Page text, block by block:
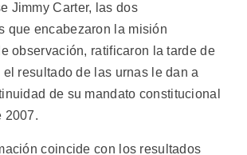
Jimmy Carter, las dos
que encabezaron la misión
observación, ratificaron la tarde de
resultado de las urnas le dan a
de su mandato constitucional
2007.
coincide con los resultados